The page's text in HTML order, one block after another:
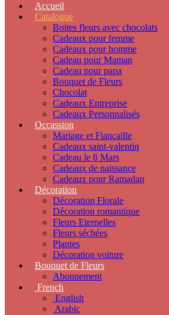
Accueil
Catalogue
Boites fleurs avec chocolats
Cadeaux pour femme
Cadeaux pour homme
Cadeau pour Maman
Cadeau pour papa
Bouquet de Fleurs
Chocolat
Cadeaux Entreprise
Cadeaux Personnalisés
Occassion
Mariage et Fiançaille
Cadeaux saint-valentin
Cadeau le 8 Mars
Cadeaux de naissance
Cadeaux pour Ramadan
Décoration
Décoration Florale
Décoration romantique
Fleurs Eternelles
Fleurs séchées
Plantes
Décoration voiture
Bouquet de Fleurs
Abonnement
French
English
Arabic